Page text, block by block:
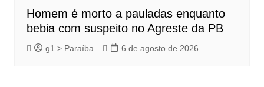
Homem é morto a pauladas enquanto
bebia com suspeito no Agreste da PB
g1 > Paraíba 6 de agosto de 2026